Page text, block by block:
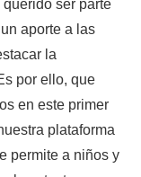
ser parte
aporte a las
la
por ello, que
en este primer
plataforma
permite a niños y